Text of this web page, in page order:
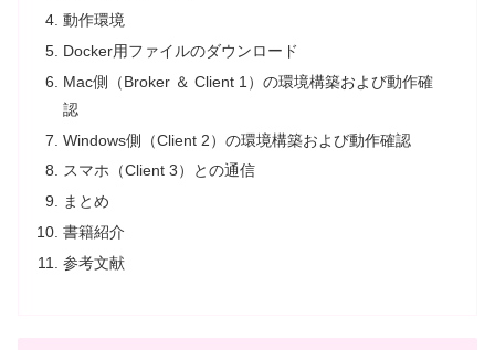
動作環境
Docker用ファイルのダウンロード
Mac側（Broker ＆ Client 1）の環境構築および動作確
認
Windows側（Client 2）の環境構築および動作確認
スマホ（Client 3）との通信
まとめ
書籍紹介
参考文献